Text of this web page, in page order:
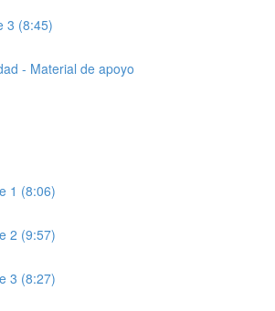
3 (8:45)
- Material de apoyo
1 (8:06)
2 (9:57)
3 (8:27)